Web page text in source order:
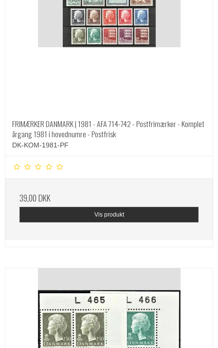
FRIMÆRKER DANMARK | 1981 - AFA 714-742 - Postfrimærker - Komplet
årgang 1981 i hovednumre - Postfrisk
DK-KOM-1981-PF
39,00 DKK
Vis produkt